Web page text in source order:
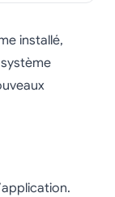
installé,